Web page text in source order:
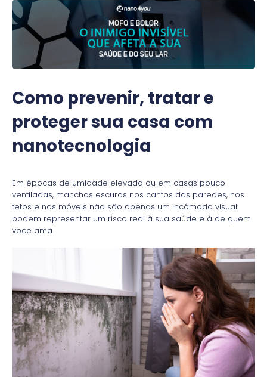
Como prevenir, tratar e
proteger sua casa com
nanotecnologia
Em épocas de umidade elevada ou em casas pouco
ventiladas, manchas escuras nos cantos das paredes, nos
tetos e nos móveis não são apenas um incômodo visual:
podem representar um risco real à sua saúde e à de quem
você ama.